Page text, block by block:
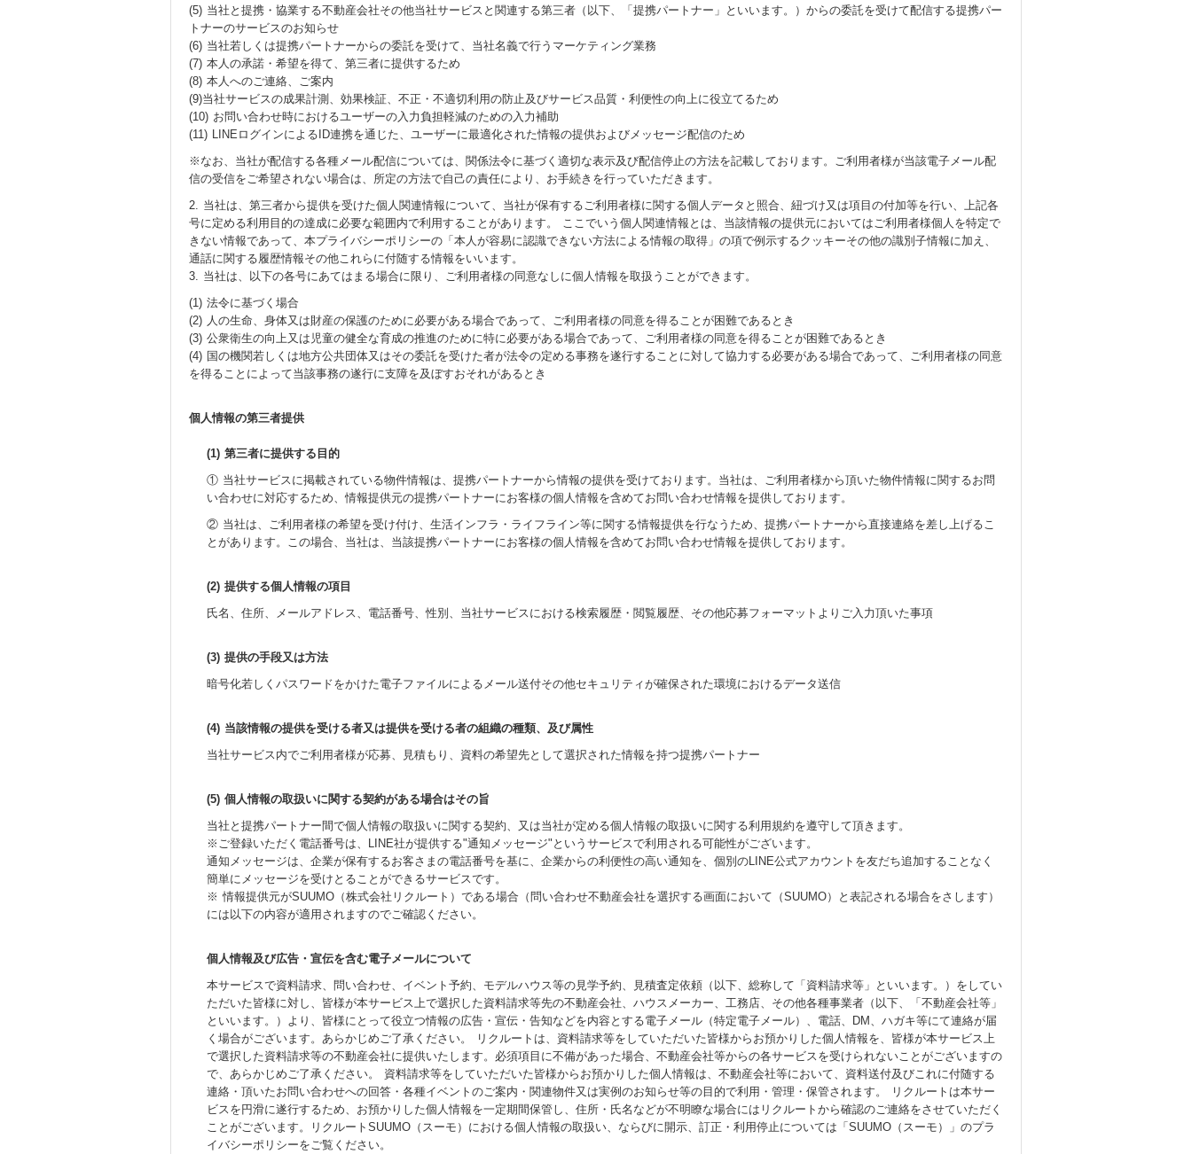
(5) 当社と提携・協業する不動産会社その他当社サービスと関連する第三者（以下、「提携パートナー」といいます。）からの委託を受けて配信する提携パー
トナーのサービスのお知らせ
(6) 当社若しくは提携パートナーからの委託を受けて、当社名義で行うマーケティング業務
(7) 本人の承諾・希望を得て、第三者に提供するため
(8) 本人へのご連絡、ご案内
(9)当社サービスの成果計測、効果検証、不正・不適切利用の防止及びサービス品質・利便性の向上に役立てるため
(10) お問い合わせ時におけるユーザーの入力負担軽減のための入力補助
(11) LINEログインによるID連携を通じた、ユーザーに最適化された情報の提供およびメッセージ配信のため
※なお、当社が配信する各種メール配信については、関係法令に基づく適切な表示及び配信停止の方法を記載しております。ご利用者様が当該電子メール配
信の受信をご希望されない場合は、所定の方法で自己の責任により、お手続きを行っていただきます。
2. 当社は、第三者から提供を受けた個人関連情報について、当社が保有するご利用者様に関する個人データと照合、紐づけ又は項目の付加等を行い、上記各
号に定める利用目的の達成に必要な範囲内で利用することがあります。 ここでいう個人関連情報とは、当該情報の提供元においてはご利用者様個人を特定で
きない情報であって、本プライバシーポリシーの「本人が容易に認識できない方法による情報の取得」の項で例示するクッキーその他の識別子情報に加え、
通話に関する履歴情報その他これらに付随する情報をいいます。
3. 当社は、以下の各号にあてはまる場合に限り、ご利用者様の同意なしに個人情報を取扱うことができます。
(1) 法令に基づく場合
(2) 人の生命、身体又は財産の保護のために必要がある場合であって、ご利用者様の同意を得ることが困難であるとき
(3) 公衆衛生の向上又は児童の健全な育成の推進のために特に必要がある場合であって、ご利用者様の同意を得ることが困難であるとき
(4) 国の機関若しくは地方公共団体又はその委託を受けた者が法令の定める事務を遂行することに対して協力する必要がある場合であって、ご利用者様の同意
を得ることによって当該事務の遂行に支障を及ぼすおそれがあるとき
個人情報の第三者提供
(1) 第三者に提供する目的
① 当社サービスに掲載されている物件情報は、提携パートナーから情報の提供を受けております。当社は、ご利用者様から頂いた物件情報に関するお問
い合わせに対応するため、情報提供元の提携パートナーにお客様の個人情報を含めてお問い合わせ情報を提供しております。
② 当社は、ご利用者様の希望を受け付け、生活インフラ・ライフライン等に関する情報提供を行なうため、提携パートナーから直接連絡を差し上げるこ
とがあります。この場合、当社は、当該提携パートナーにお客様の個人情報を含めてお問い合わせ情報を提供しております。
(2) 提供する個人情報の項目
氏名、住所、メールアドレス、電話番号、性別、当社サービスにおける検索履歴・閲覧履歴、その他応募フォーマットよりご入力頂いた事項
(3) 提供の手段又は方法
暗号化若しくパスワードをかけた電子ファイルによるメール送付その他セキュリティが確保された環境におけるデータ送信
(4) 当該情報の提供を受ける者又は提供を受ける者の組織の種類、及び属性
当社サービス内でご利用者様が応募、見積もり、資料の希望先として選択された情報を持つ提携パートナー
(5) 個人情報の取扱いに関する契約がある場合はその旨
当社と提携パートナー間で個人情報の取扱いに関する契約、又は当社が定める個人情報の取扱いに関する利用規約を遵守して頂きます。
※ご登録いただく電話番号は、LINE社が提供する"通知メッセージ"というサービスで利用される可能性がございます。
通知メッセージは、企業が保有するお客さまの電話番号を基に、企業からの利便性の高い通知を、個別のLINE公式アカウントを友だち追加することなく
簡単にメッセージを受けとることができるサービスです。
※ 情報提供元がSUUMO（株式会社リクルート）である場合（問い合わせ不動産会社を選択する画面において（SUUMO）と表記される場合をさします）
には以下の内容が適用されますのでご確認ください。
個人情報及び広告・宣伝を含む電子メールについて
本サービスで資料請求、問い合わせ、イベント予約、モデルハウス等の見学予約、見積査定依頼（以下、総称して「資料請求等」といいます。）をしてい
ただいた皆様に対し、皆様が本サービス上で選択した資料請求等先の不動産会社、ハウスメーカー、工務店、その他各種事業者（以下、「不動産会社等」
といいます。）より、皆様にとって役立つ情報の広告・宣伝・告知などを内容とする電子メール（特定電子メール）、電話、DM、ハガキ等にて連絡が届
く場合がございます。あらかじめご了承ください。 リクルートは、資料請求等をしていただいた皆様からお預かりした個人情報を、皆様が本サービス上
で選択した資料請求等の不動産会社に提供いたします。必須項目に不備があった場合、不動産会社等からの各サービスを受けられないことがございますの
で、あらかじめご了承ください。 資料請求等をしていただいた皆様からお預かりした個人情報は、不動産会社等において、資料送付及びこれに付随する
連絡・頂いたお問い合わせへの回答・各種イベントのご案内・関連物件又は実例のお知らせ等の目的で利用・管理・保管されます。 リクルートは本サー
ビスを円滑に遂行するため、お預かりした個人情報を一定期間保管し、住所・氏名などが不明瞭な場合にはリクルートから確認のご連絡をさせていただく
ことがございます。リクルートSUUMO（スーモ）における個人情報の取扱い、ならびに開示、訂正・利用停止については「SUUMO（スーモ）」のプラ
イバシーポリシーをご覧ください。